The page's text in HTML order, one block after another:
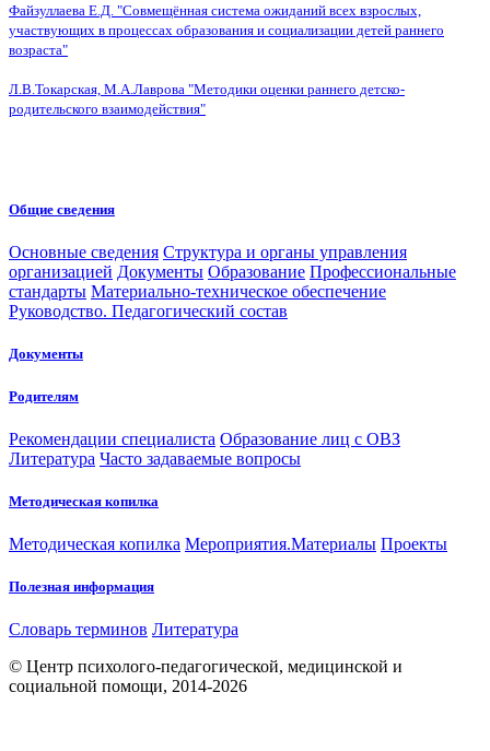
Файзуллаева Е.Д. "Совмещённая система ожиданий всех взрослых,
участвующих в процессах образования и социализации детей раннего
возраста"
Л.В.Токарская, М.А.Лаврова "Методики оценки раннего детско-
родительского взаимодействия"
Общие сведения
Основные сведения Структура и органы управления
организацией Документы Образование Профессиональные
стандарты Материально-техническое обеспечение
Руководство. Педагогический состав
Документы
Родителям
Рекомендации специалиста Образование лиц с ОВЗ
Литература Часто задаваемые вопросы
Методическая копилка
Методическая копилка Мероприятия.Материалы Проекты
Полезная информация
Словарь терминов Литература
© Центр психолого-педагогической, медицинской и
социальной помощи, 2014-2026